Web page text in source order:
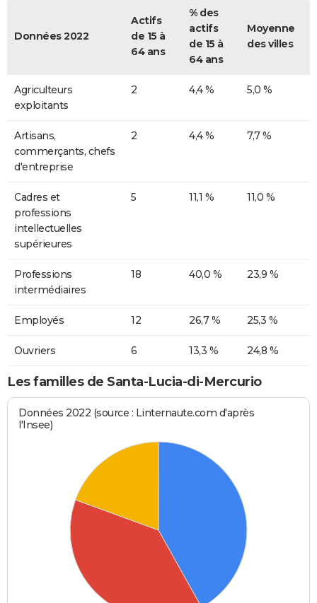
Données 2022
Actifs
de 15 à
64 ans
% des
actifs
de 15 à
64 ans
Moyenne
des villes
Agriculteurs
exploitants
2 4,4 % 5,0 %
Artisans,
commerçants, chefs
d'entreprise
2 4,4 % 7,7 %
Cadres et
professions
intellectuelles
supérieures
5 11,1 % 11,0 %
Professions
intermédiaires
18 40,0 % 23,9 %
Employés 12 26,7 % 25,3 %
Ouvriers 6 13,3 % 24,8 %
Les familles de Santa-Lucia-di-Mercurio
Données 2022 (source : Linternaute.com d'après
l'Insee)